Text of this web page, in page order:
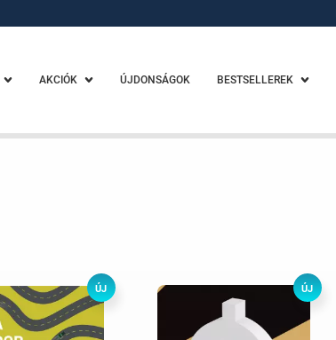
AKCIÓK ÚJDONSÁGOK BESTSELLEREK
ÚJ ÚJ